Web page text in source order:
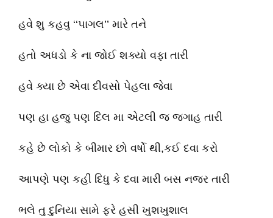
હવે શુ કહવુ ‘‘પાગલ’’ મારે તને
હતો અધડો કે ના જોઈ શક્યો વફા તારી
હવે ક્યા છે એવા દીવસો પેહલા જેવા
પણ હા હજુ પણ દિલ મા એટલી જ જગાહ તારી
કહે છે લોકો કે બીમાર છો વર્ષો થી,કઈ દવા કરો
આપણે પણ કહી દિધુ કે દવા મારી બસ નજર તારી
ભલે તુ દુનિયા સામે ફરે હસી ખુશખુશાલ